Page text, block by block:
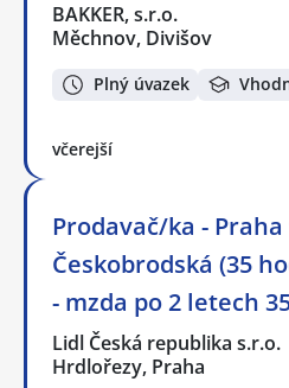
BAKKER, s.r.o.
Měchnov, Divišov
Plný úvazek
včerejší
Prodavač/ka - Praha
Českobrodská (35
- mzda po 2 letech
Lidl Česká republika s.r.o.
Hrdlořezy, Praha